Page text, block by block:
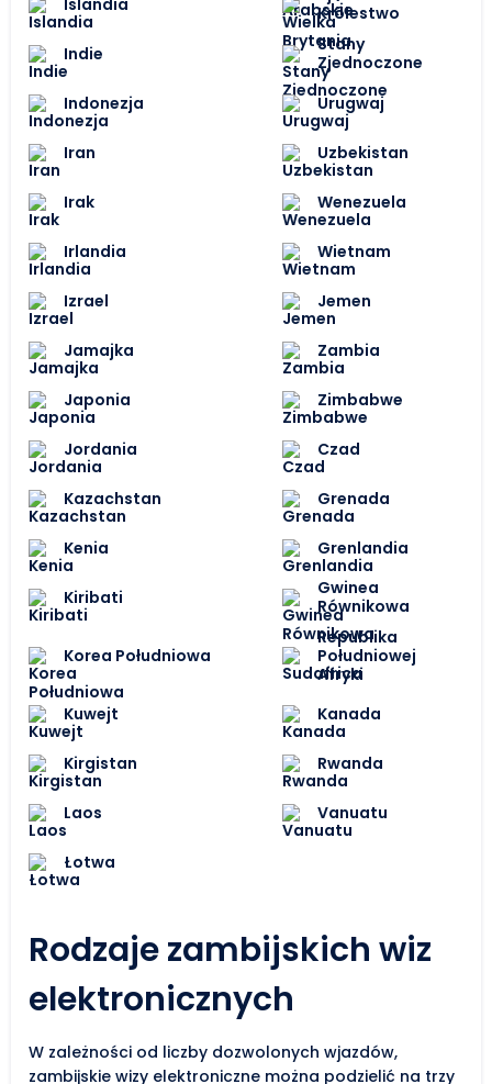
Indie
Indonezja
Iran
Irak
Irlandia
Izrael
Jamajka
Japonia
Jordania
Kazachstan
Kenia
Kiribati
Korea Południowa
Kuwejt
Kirgistan
Laos
Łotwa
Królestwo
Stany
Zjednoczone
Urugwaj
Uzbekistan
Wenezuela
Wietnam
Jemen
Zambia
Zimbabwe
Czad
Grenada
Grenlandia
Gwinea
Równikowa
Republika
Południowej
Afryki
Kanada
Rwanda
Vanuatu
Rodzaje zambijskich wiz
elektronicznych
W zależności od liczby dozwolonych wjazdów,
zambijskie wizy elektroniczne można podzielić na trzy